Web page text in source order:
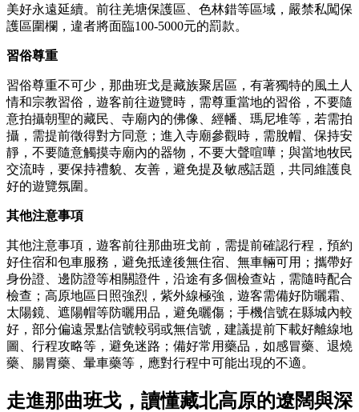
美好永遠延續。前往羌塘保護區、色林錯等區域，嚴禁私闖保
護區圍欄，違者將面臨100-5000元的罰款。
習俗尊重
習俗尊重不可少，那曲班戈是藏族聚居區，有著獨特的風土人
情和宗教習俗，遊客前往遊覽時，需尊重當地的習俗，不要隨
意拍攝朝聖的藏民、寺廟內的佛像、經幡、瑪尼堆等，若需拍
攝，需提前徵得對方同意；進入寺廟參觀時，需脫帽、保持安
靜，不要隨意觸摸寺廟內的器物，不要大聲喧嘩；與當地牧民
交流時，要保持禮貌、友善，避免提及敏感話題，共同維護良
好的遊覽氛圍。
其他注意事項
其他注意事項，遊客前往那曲班戈前，需提前確認行程，預約
好住宿和包車服務，避免抵達後無住宿、無車輛可用；攜帶好
身份證、邊防證等相關證件，沿途有多個檢查站，需隨時配合
檢查；高原地區日照強烈，紫外線極強，遊客需備好防曬霜、
太陽鏡、遮陽帽等防曬用品，避免曬傷；手機信號在縣城內較
好，部分偏遠景點信號較弱或無信號，建議提前下載好離線地
圖、行程攻略等，避免迷路；備好常用藥品，如感冒藥、退燒
藥、腸胃藥、暈車藥等，應對行程中可能出現的不適。
走進那曲班戈，讀懂藏北高原的遼闊與深